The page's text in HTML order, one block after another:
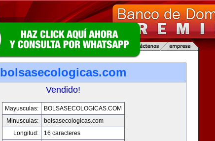
bolsasecologicas.com
Vendido!
Mayusculas:
BOLSASECOLOGICAS.COM
Minusculas:
bolsasecologicas.com
Longitud:
16 caracteres